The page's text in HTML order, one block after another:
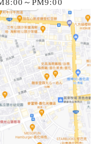
～PM9:00